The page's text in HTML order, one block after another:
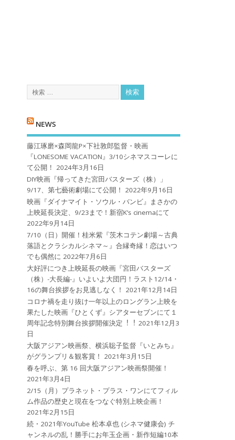
NEWS
藤江琢磨×森岡龍P×下社敦郎監督・映画
『LONESOME VACATION』3/10シネマスコーレに
て公開！
2024年3月16日
DIY映画『帰ってきた宮田バスターズ（株）」
9/17、第七藝術劇場にて公開！
2022年9月16日
映画『ダイナマイト・ソウル・バンビ』まさかの
上映延長決定、9/23まで！新宿K’s cinemaにて
2022年9月14日
7/10（日）開催！桂米紫『茨木コテン劇場～古典
落語とクラシカルシネマ～』合縁奇縁！恋はいつ
でも偶然に 2022年7月6日
大好評につき上映延長の映画『宮田バスターズ
（株）-大長編-』いよいよ大団円！ラスト12/14・
16の舞台挨拶をお見逃しなく！
2021年12月14日
コロナ禍を⾛り抜け⼀年以上のロングラン上映を
果たした映画『ひとくず』シアターセブンにて１
周年記念特別舞台挨拶開催決定︕︕ 2021年12月3
日
大阪アジアン映画祭、横浜聡子監督『いとみち』
がグランプリ＆観客賞！
2021年3月15日
春を呼ぶ、第 16 回大阪アジアン映画祭開催！
2021年3月4日
2/15（月）プラネット・プラス・ワンにてフィル
ム作品の歴史と現在をつなぐ特別上映企画！
2021年2月15日
続・2021年YouTube 松本卓也 (シネマ健康会) チ
ャンネルの乱！勝手にお年玉企画・新作短編10本